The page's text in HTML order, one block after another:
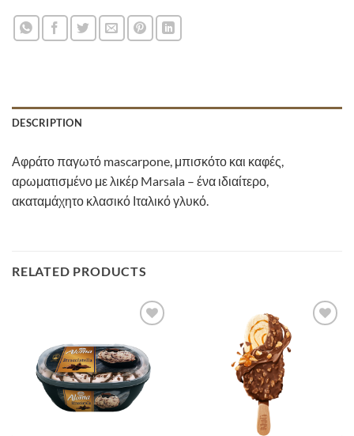
DESCRIPTION
Αφράτο παγωτό mascarpone, μπισκότο και καφές,
αρωματισμένο με λικέρ Marsala – ένα ιδιαίτερο,
ακαταμάχητο κλασικό Ιταλικό γλυκό.
RELATED PRODUCTS
στα
αγαπημένα
Προσθήκη